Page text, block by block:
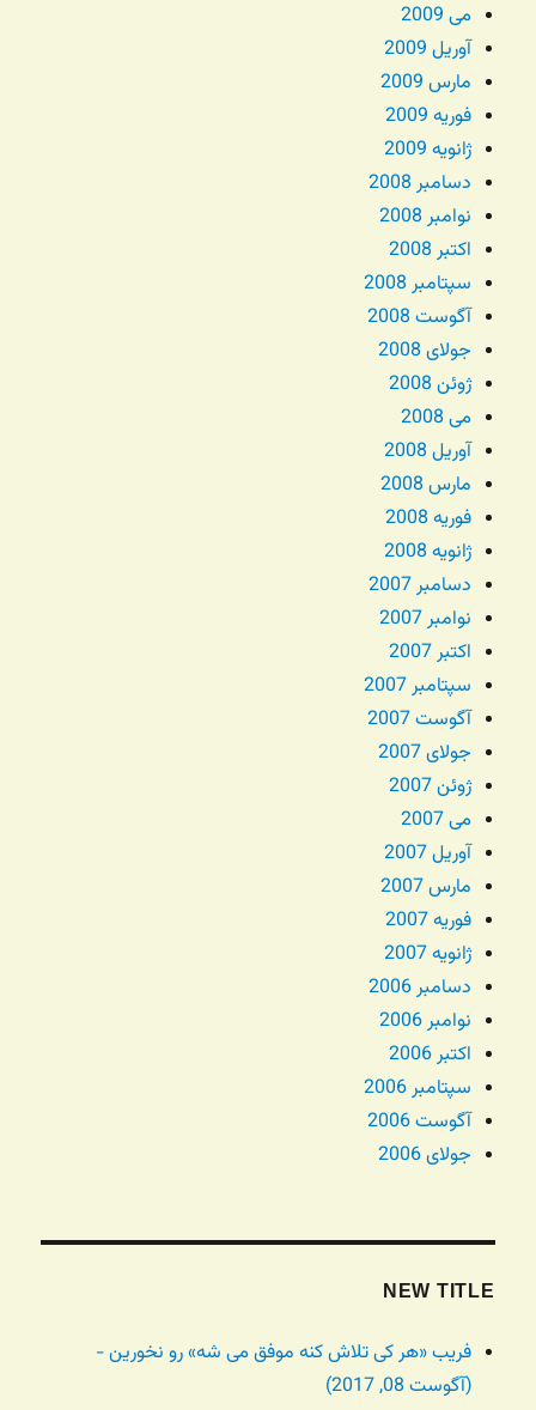
می 2009
آوریل 2009
مارس 2009
فوریه 2009
ژانویه 2009
دسامبر 2008
نوامبر 2008
اکتبر 2008
سپتامبر 2008
آگوست 2008
جولای 2008
ژوئن 2008
می 2008
آوریل 2008
مارس 2008
فوریه 2008
ژانویه 2008
دسامبر 2007
نوامبر 2007
اکتبر 2007
سپتامبر 2007
آگوست 2007
جولای 2007
ژوئن 2007
می 2007
آوریل 2007
مارس 2007
فوریه 2007
ژانویه 2007
دسامبر 2006
نوامبر 2006
اکتبر 2006
سپتامبر 2006
آگوست 2006
جولای 2006
NEW TITLE
فریب «هر کی تلاش کنه موفق می شه» رو نخورین -
(آگوست 08, 2017)